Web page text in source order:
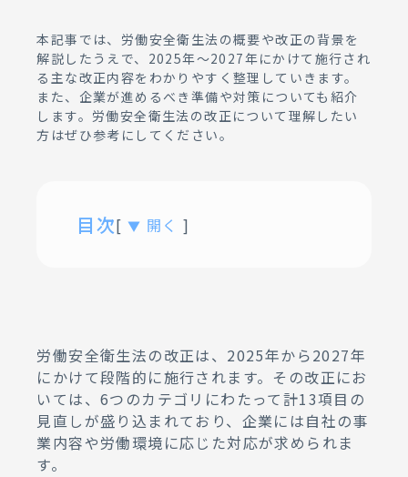
本記事では、労働安全衛生法の概要や改正の背景を
解説したうえで、2025年〜2027年にかけて施行され
る主な改正内容をわかりやすく整理していきます。
また、企業が進めるべき準備や対策についても紹介
します。労働安全衛生法の改正について理解したい
方はぜひ参考にしてください。
目次[▼ 開く ]
ュール
03.【2025年から2027年に施行】
労働安全衛生法改正における主
なポイント
労働安全衛生法の改正は、2025年から2027年
にかけて段階的に施行されます。その改正にお
いては、6つのカテゴリにわたって計13項目の
見直しが盛り込まれており、企業には自社の事
業内容や労働環境に応じた対応が求められま
す。